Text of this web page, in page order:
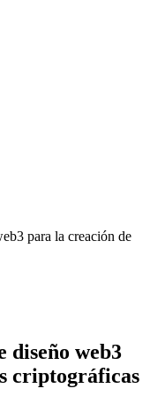
para la creación de
diseño web3
criptográficas